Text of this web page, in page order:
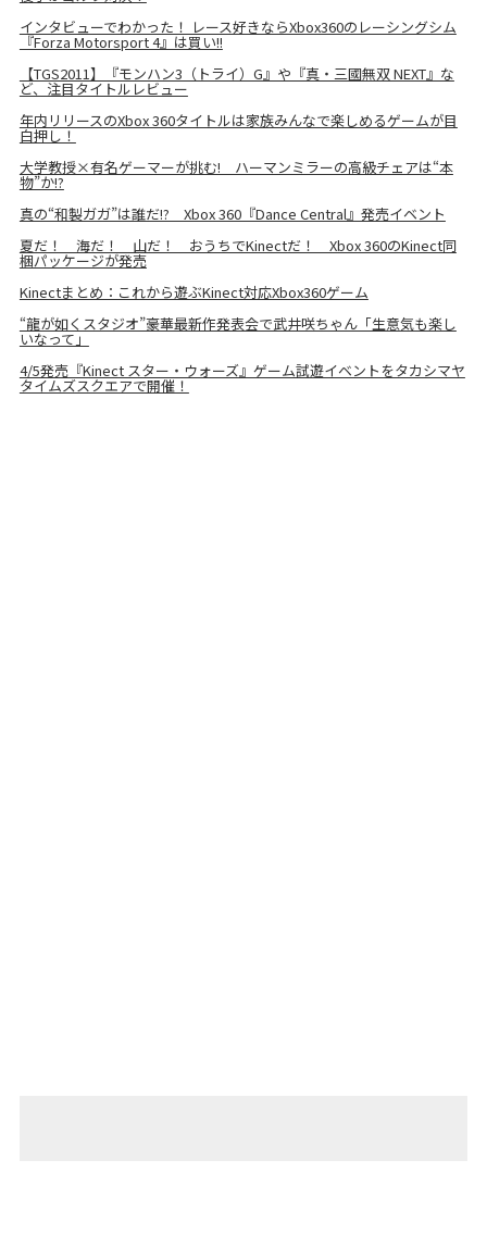
インタビューでわかった！ レース好きならXbox360のレーシングシム
『Forza Motorsport 4』は買い!!
【TGS2011】『モンハン3（トライ）G』や『真・三國無双 NEXT』な
ど、注目タイトルレビュー
年内リリースのXbox 360タイトルは家族みんなで楽しめるゲームが目
白押し！
大学教授×有名ゲーマーが挑む! ハーマンミラーの高級チェアは“本
物”か!?
真の“和製ガガ”は誰だ!? Xbox 360『Dance Central』発売イベント
夏だ！ 海だ！ 山だ！ おうちでKinectだ！ Xbox 360のKinect同
梱パッケージが発売
Kinectまとめ：これから遊ぶKinect対応Xbox360ゲーム
“龍が如くスタジオ”豪華最新作発表会で武井咲ちゃん「生意気も楽し
いなって」
4/5発売『Kinect スター・ウォーズ』ゲーム試遊イベントをタカシマヤ
タイムズスクエアで開催！